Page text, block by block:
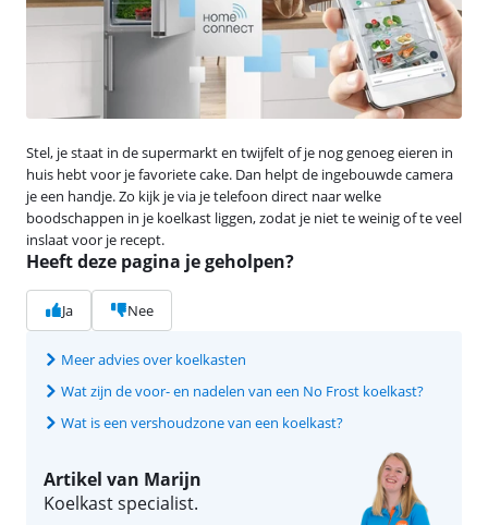
Stel, je staat in de supermarkt en twijfelt of je nog genoeg eieren in
huis hebt voor je favoriete cake. Dan helpt de ingebouwde camera
je een handje. Zo kijk je via je telefoon direct naar welke
boodschappen in je koelkast liggen, zodat je niet te weinig of te veel
inslaat voor je recept.
Heeft deze pagina je geholpen?
Ja Nee
Meer advies over koelkasten
Wat zijn de voor- en nadelen van een No Frost koelkast?
Wat is een vershoudzone van een koelkast?
Artikel van Marijn
Koelkast specialist.